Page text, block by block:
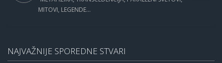
MITOVI, LEGENDE...
NAJVAŽNIJE SPOREDNE STVARI